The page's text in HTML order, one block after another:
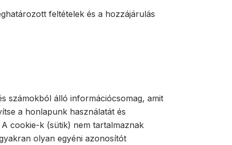
feltételek és a hozzájárulás
számokból álló információcsomag, amit
a honlapunk használatát és
cookie-k (sütik) nem tartalmaznak
olyan egyéni azonosítót